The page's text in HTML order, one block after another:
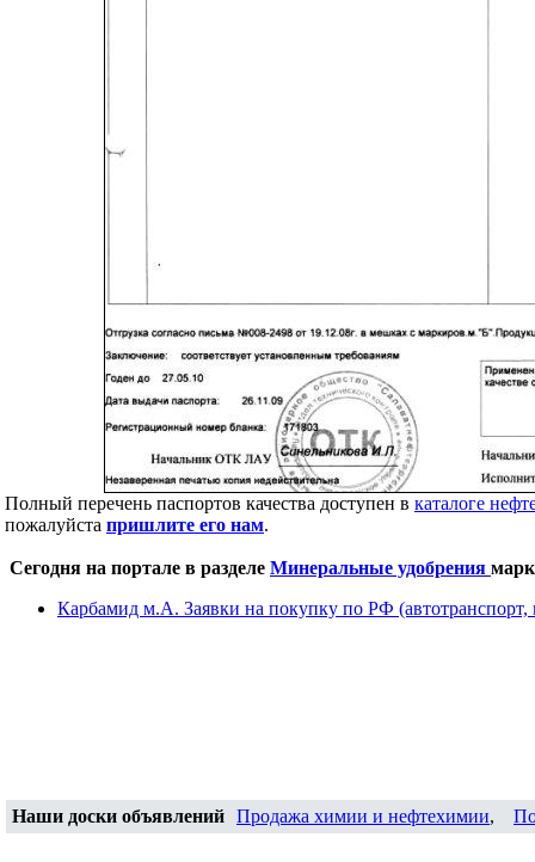
Полный перечень паспортов качества доступен в каталоге
пожалуйста пришлите его нам.
Сегодня на портале в разделе Минеральные удобрения
Карбамид м.А. Заявки на покупку по РФ
Наши доски объявлений Продажа химии и нефтехимии,